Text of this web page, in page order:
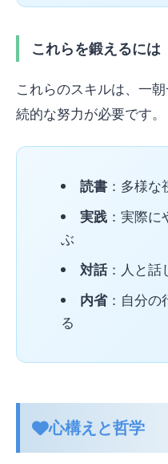
これらを鍛えるには
これらのスキルは、一
続的な努力が必要です。
読書：多様な
実践：実際に
ぶ
対話：人と話
内省：自分の
る
心構えと哲学